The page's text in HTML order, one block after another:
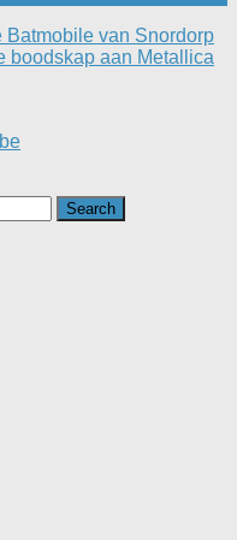
Batmobile van Snordorp
boodskap aan Metallica